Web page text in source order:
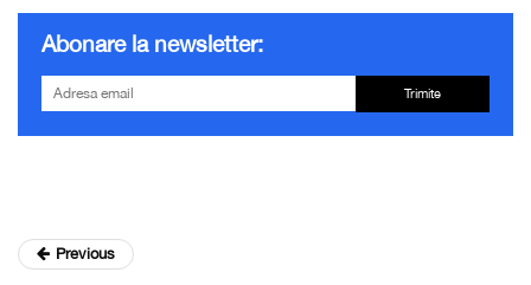
Abonare la newsletter:
Trimite
Previous